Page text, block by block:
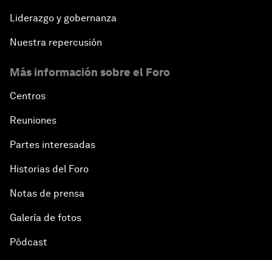
Liderazgo y gobernanza
Nuestra repercusión
Más información sobre el Foro
Centros
Reuniones
Partes interesadas
Historias del Foro
Notas de prensa
Galería de fotos
Pódcast